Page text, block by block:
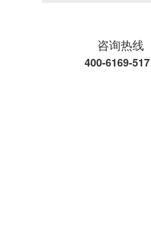
咨询热线
400-6169-517